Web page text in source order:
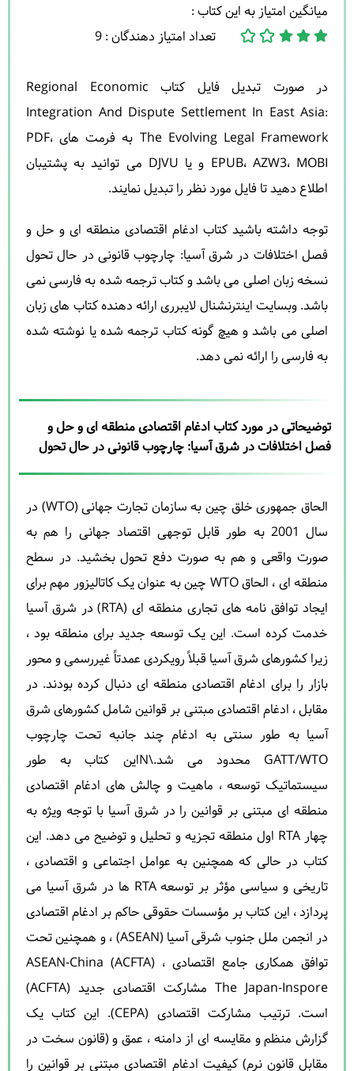
میانگین امتیاز به این کتاب :
تعداد امتیاز دهندگان : 9
در صورت تبدیل فایل کتاب Regional Economic
Integration And Dispute Settlement In East Asia:
The Evolving Legal Framework به فرمت های PDF،
EPUB، AZW3، MOBI و یا DJVU می توانید به پشتیبان
اطلاع دهید تا فایل مورد نظر را تبدیل نمایند.
توجه داشته باشید کتاب ادغام اقتصادی منطقه ای و حل و
فصل اختلافات در شرق آسیا: چارچوب قانونی در حال تحول
نسخه زبان اصلی می باشد و کتاب ترجمه شده به فارسی نمی
باشد. وبسایت اینترنشنال لایبرری ارائه دهنده کتاب های زبان
اصلی می باشد و هیچ گونه کتاب ترجمه شده یا نوشته شده
به فارسی را ارائه نمی دهد.
توضیحاتی در مورد کتاب ادغام اقتصادی منطقه ای و حل و
فصل اختلافات در شرق آسیا: چارچوب قانونی در حال تحول
الحاق جمهوری خلق چین به سازمان تجارت جهانی (WTO) در
سال 2001 به طور قابل توجهی اقتصاد جهانی را هم به
صورت واقعی و هم به صورت دفع تحول بخشید. در سطح
منطقه ای ، الحاق WTO چین به عنوان یک کاتالیزور مهم برای
ایجاد توافق نامه های تجاری منطقه ای (RTA) در شرق آسیا
خدمت کرده است. این یک توسعه جدید برای منطقه بود ،
زیرا کشورهای شرق آسیا قبلاً رویکردی عمدتاً غیررسمی و محور
بازار را برای ادغام اقتصادی منطقه ای دنبال کرده بودند. در
مقابل ، ادغام اقتصادی مبتنی بر قوانین شامل کشورهای شرق
آسیا به طور سنتی به ادغام چند جانبه تحت چارچوب
GATT/WTO محدود می شد.\nاین کتاب به طور
سیستماتیک توسعه ، ماهیت و چالش های ادغام اقتصادی
منطقه ای مبتنی بر قوانین را در شرق آسیا با توجه ویژه به
چهار RTA اول منطقه تجزیه و تحلیل و توضیح می دهد. این
کتاب در حالی که همچنین به عوامل اجتماعی و اقتصادی ،
تاریخی و سیاسی مؤثر بر توسعه RTA ها در شرق آسیا می
پردازد ، این کتاب بر مؤسسات حقوقی حاکم بر ادغام اقتصادی
در انجمن ملل جنوب شرقی آسیا (ASEAN) ، و همچنین تحت
توافق همکاری جامع اقتصادی ASEAN-China (ACFTA) ،
The Japan-Inspore مشاركت اقتصادی جدید (ACFTA)
است. ترتیب مشارکت اقتصادی (CEPA). این کتاب یک
گزارش منظم و مقایسه ای از دامنه ، عمق و (قانون سخت در
مقابل قانون نرم) کیفیت ادغام اقتصادی مبتنی بر قوانین را